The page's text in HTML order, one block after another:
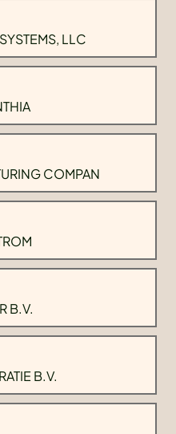
LLC
COMPAN
B.V.
B.V.